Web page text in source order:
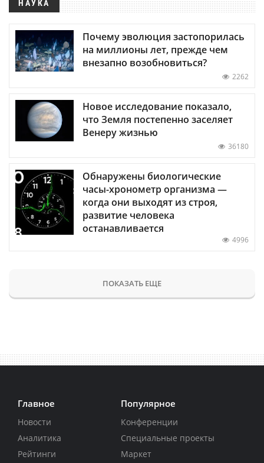
НАУКА
Почему эволюция застопорилась
на миллионы лет, прежде чем
внезапно возобновиться?
2262
Новое исследование показало,
что Земля постепенно заселяет
Венеру жизнью
36180
Обнаружены биологические
часы-хронометр организма —
когда они выходят из строя,
развитие человека
останавливается
4996
ПОКАЗАТЬ ЕЩЕ
Главное
Новости
Аналитика
Рейтинги
Популярное
Конференции
Специальные проекты
Маркет